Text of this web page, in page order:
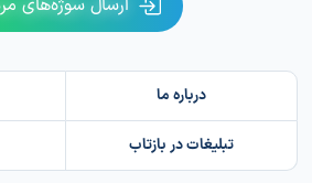
ارسال سوژه‌های
درباره ما
تبلیغات در بازتاب